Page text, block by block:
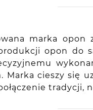
marka opon
opon do
Marka cieszy się
tradycji,